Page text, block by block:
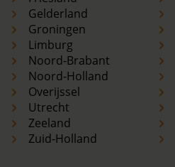
Gelderland
Groningen
Limburg
Noord-Brabant
Noord-Holland
Overijssel
Utrecht
Zeeland
Zuid-Holland